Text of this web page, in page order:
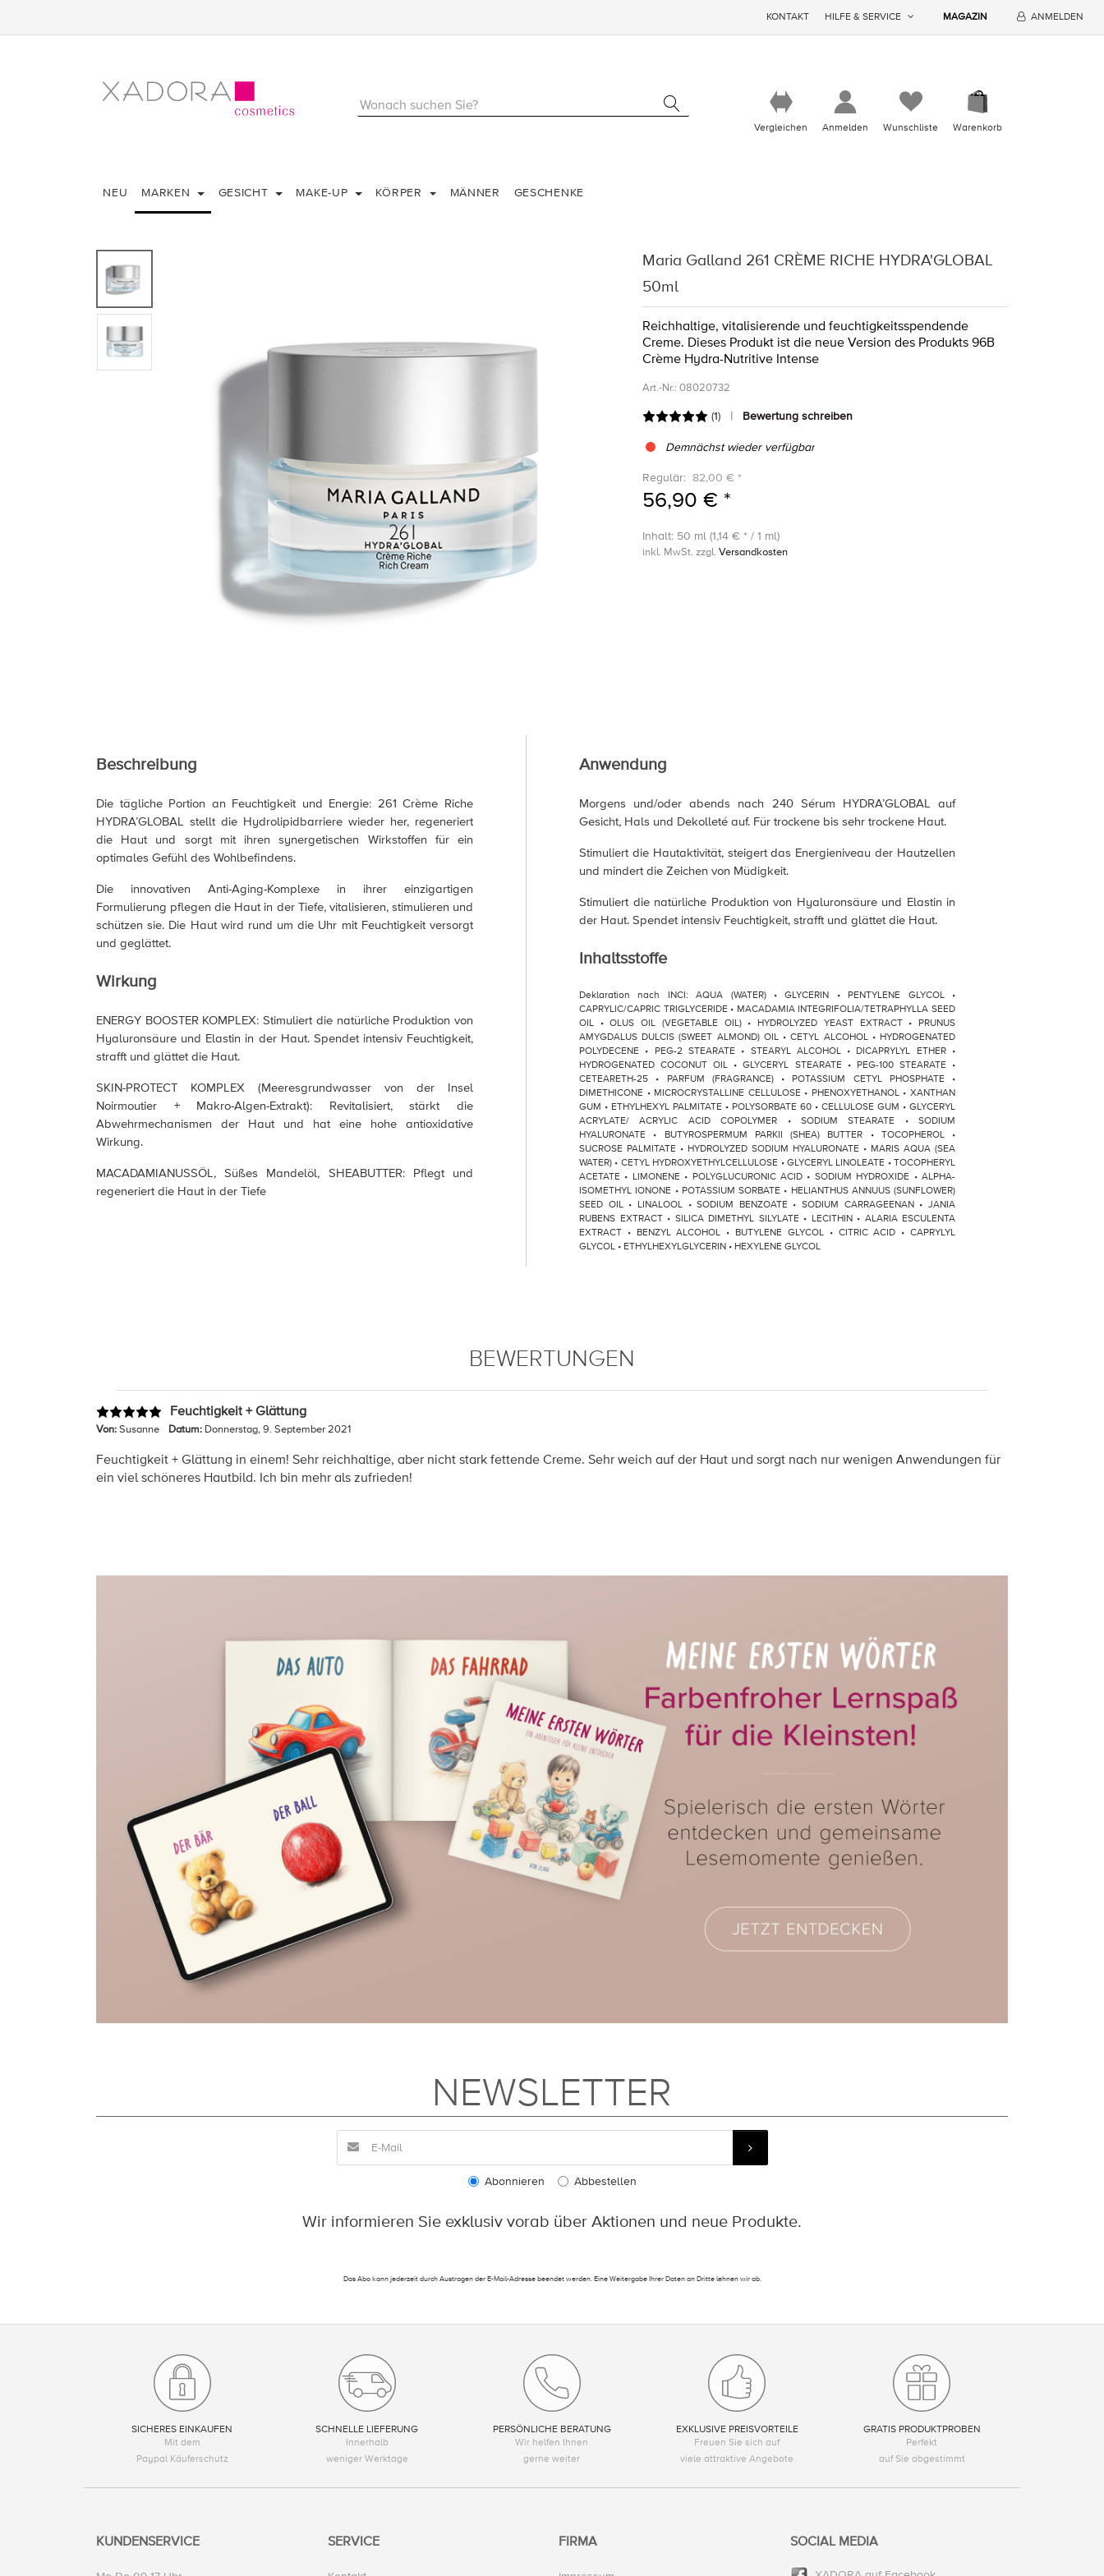
KONTAKT HILFE & SERVICE MAGAZIN ANMELDEN
Vergleichen Anmelden Wunschliste Warenkorb
NEU MARKEN GESICHT MAKE-UP KÖRPER MÄNNER GESCHENKE
Maria Galland 261 CRÈME RICHE HYDRA'GLOBAL
50ml
Reichhaltige, vitalisierende und feuchtigkeitsspendende
Creme. Dieses Produkt ist die neue Version des Produkts 96B
Crème Hydra-Nutritive Intense
Art.-Nr.: 08020732
(1) Bewertung schreiben
Demnächst wieder verfügbar
Regulär: 82,00 € *
56,90 € *
Inhalt: 50 ml (1,14 € * / 1 ml)
inkl. MwSt. zzgl. Versandkosten
Beschreibung
Die tägliche Portion an Feuchtigkeit und Energie: 261 Crème Riche
HYDRA’GLOBAL stellt die Hydrolipidbarriere wieder her, regeneriert
die Haut und sorgt mit ihren synergetischen Wirkstoffen für ein
optimales Gefühl des Wohlbefindens.
Die innovativen Anti-Aging-Komplexe in ihrer einzigartigen
Formulierung pflegen die Haut in der Tiefe, vitalisieren, stimulieren und
schützen sie. Die Haut wird rund um die Uhr mit Feuchtigkeit versorgt
und geglättet.
Wirkung
ENERGY BOOSTER KOMPLEX: Stimuliert die natürliche Produktion von
Hyaluronsäure und Elastin in der Haut. Spendet intensiv Feuchtigkeit,
strafft und glättet die Haut.
SKIN-PROTECT KOMPLEX (Meeresgrundwasser von der Insel
Noirmoutier + Makro-Algen-Extrakt): Revitalisiert, stärkt die
Abwehrmechanismen der Haut und hat eine hohe antioxidative
Wirkung.
MACADAMIANUSSÖL, Süßes Mandelöl, SHEABUTTER: Pflegt und
regeneriert die Haut in der Tiefe
Anwendung
Morgens und/oder abends nach 240 Sérum HYDRA’GLOBAL auf
Gesicht, Hals und Dekolleté auf. Für trockene bis sehr trockene Haut.
Stimuliert die Hautaktivität, steigert das Energieniveau der Hautzellen
und mindert die Zeichen von Müdigkeit.
Stimuliert die natürliche Produktion von Hyaluronsäure und Elastin in
der Haut. Spendet intensiv Feuchtigkeit, strafft und glättet die Haut.
Inhaltsstoffe
Deklaration nach INCI: AQUA (WATER) • GLYCERIN • PENTYLENE GLYCOL •
CAPRYLIC/CAPRIC TRIGLYCERIDE • MACADAMIA INTEGRIFOLIA/TETRAPHYLLA SEED
OIL • OLUS OIL (VEGETABLE OIL) • HYDROLYZED YEAST EXTRACT • PRUNUS
AMYGDALUS DULCIS (SWEET ALMOND) OIL • CETYL ALCOHOL • HYDROGENATED
POLYDECENE • PEG-2 STEARATE • STEARYL ALCOHOL • DICAPRYLYL ETHER •
HYDROGENATED COCONUT OIL • GLYCERYL STEARATE • PEG-100 STEARATE •
CETEARETH-25 • PARFUM (FRAGRANCE) • POTASSIUM CETYL PHOSPHATE •
DIMETHICONE • MICROCRYSTALLINE CELLULOSE • PHENOXYETHANOL • XANTHAN
GUM • ETHYLHEXYL PALMITATE • POLYSORBATE 60 • CELLULOSE GUM • GLYCERYL
ACRYLATE/ ACRYLIC ACID COPOLYMER • SODIUM STEARATE • SODIUM
HYALURONATE • BUTYROSPERMUM PARKII (SHEA) BUTTER • TOCOPHEROL •
SUCROSE PALMITATE • HYDROLYZED SODIUM HYALURONATE • MARIS AQUA (SEA
WATER) • CETYL HYDROXYETHYLCELLULOSE • GLYCERYL LINOLEATE • TOCOPHERYL
ACETATE • LIMONENE • POLYGLUCURONIC ACID • SODIUM HYDROXIDE • ALPHA-
ISOMETHYL IONONE • POTASSIUM SORBATE • HELIANTHUS ANNUUS (SUNFLOWER)
SEED OIL • LINALOOL • SODIUM BENZOATE • SODIUM CARRAGEENAN • JANIA
RUBENS EXTRACT • SILICA DIMETHYL SILYLATE • LECITHIN • ALARIA ESCULENTA
EXTRACT • BENZYL ALCOHOL • BUTYLENE GLYCOL • CITRIC ACID • CAPRYLYL
GLYCOL • ETHYLHEXYLGLYCERIN • HEXYLENE GLYCOL
BEWERTUNGEN
Feuchtigkeit + Glättung
Von:Susanne Datum: Donnerstag, 9. September 2021
Feuchtigkeit + Glättung in einem! Sehr reichhaltige, aber nicht stark fettende Creme. Sehr weich auf der Haut und sorgt nach nur wenigen Anwendungen für
ein viel schöneres Hautbild. Ich bin mehr als zufrieden!
NEWSLETTER
Abonnieren Abbestellen
Wir informieren Sie exklusiv vorab über Aktionen und neue Produkte.
Das Abo kann jederzeit durch Austragen der E-Mail-Adresse beendet werden. Eine Weitergabe Ihrer Daten an Dritte lehnen wir ab.
SICHERES EINKAUFEN
Mit dem
Paypal Käuferschutz
SCHNELLE LIEFERUNG
Innerhalb
weniger Werktage
PERSÖNLICHE BERATUNG
Wir helfen Ihnen
gerne weiter
EXKLUSIVE PREISVORTEILE
Freuen Sie sich auf
viele attraktive Angebote
GRATIS PRODUKTPROBEN
Perfekt
auf Sie abgestimmt
KUNDENSERVICE SERVICE FIRMA SOCIAL MEDIA